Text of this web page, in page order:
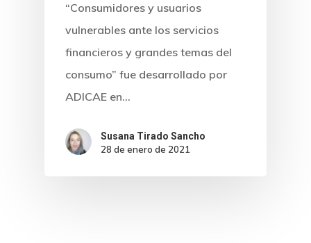
“Consumidores y usuarios
vulnerables ante los servicios
financieros y grandes temas del
consumo” fue desarrollado por
ADICAE en…
Susana Tirado Sancho
28 de enero de 2021